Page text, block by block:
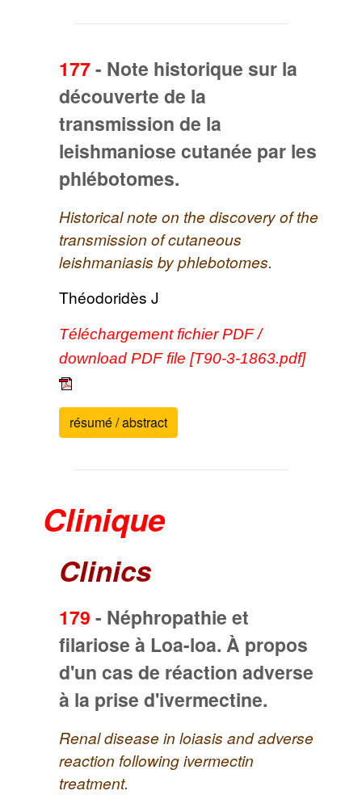
177- Note historique sur la
découverte de la
transmission de la
leishmaniose cutanée par les
phlébotomes.
Historical note on the discovery of the
transmission of cutaneous
leishmaniasis by phlebotomes.
Théodoridès J
Téléchargement fichier PDF /
download PDF file [T90-3-1863.pdf]
résumé / abstract
Clinique
Clinics
179 - Néphropathie et
filariose à Loa-loa. À propos
d'un cas de réaction adverse
à la prise d'ivermectine.
Renal disease in loiasis and adverse
reaction following ivermectin
treatment.